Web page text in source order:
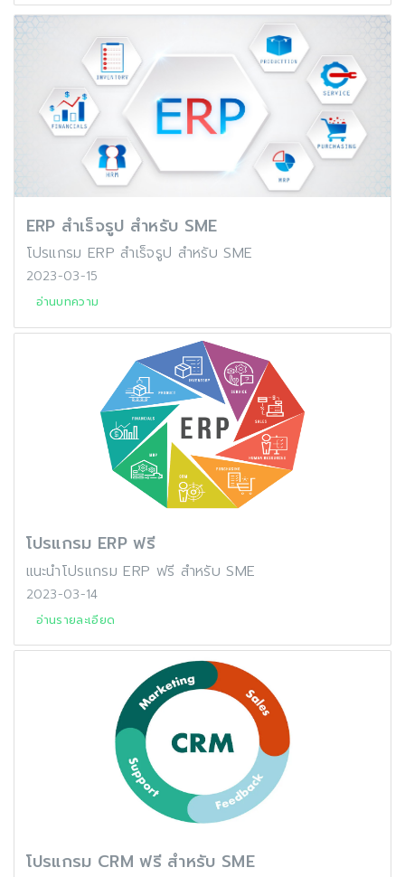
ERP สำเร็จรูป สำหรับ SME
โปรแกรม ERP สำเร็จรูป สำหรับ SME
2023-03-15
อ่านบทความ
โปรแกรม ERP ฟรี
แนะนำโปรแกรม ERP ฟรี สำหรับ SME
2023-03-14
อ่านรายละเอียด
โปรแกรม CRM ฟรี สำหรับ SME